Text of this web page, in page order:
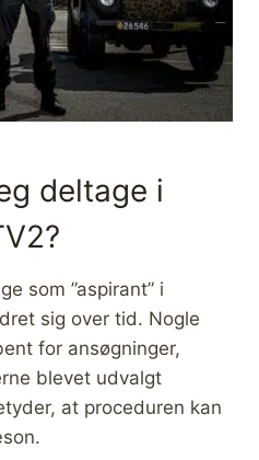
deltage i
som ”aspirant” i
sig over tid. Nogle
for ansøgninger,
blevet udvalgt
at proceduren kan